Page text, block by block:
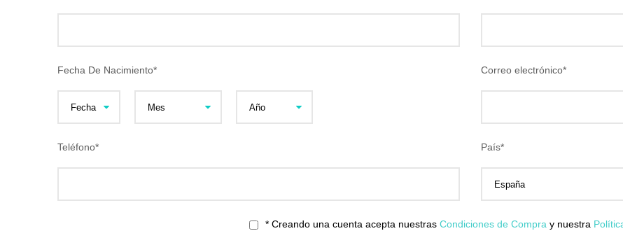
Fecha De Nacimiento* Correo electrónico*
Teléfono* País*
* Creando una cuenta acepta nuestras Condiciones de Compra y nuestra